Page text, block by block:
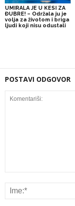
UMIRALA JE U KESI ZA
ĐUBRE! – Održala ju je
volja za životom i briga
ljudi koji nisu odustali
POSTAVI ODGOVOR